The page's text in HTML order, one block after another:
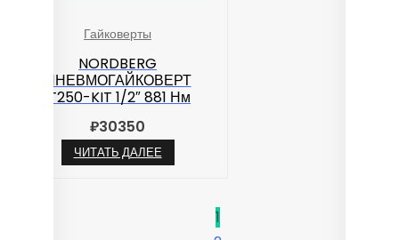
Гайковерты
NORDBERG
ПНЕВМОГАЙКОВЕРТ
IT250-KIT 1/2″ 881 Нм
₽30350
ЧИТАТЬ ДАЛЕЕ
1